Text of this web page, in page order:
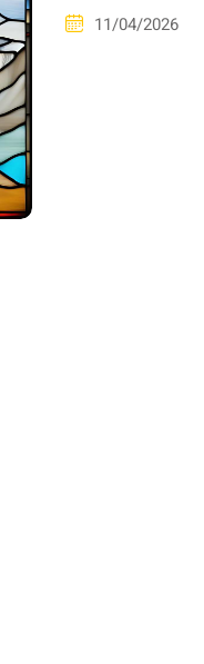
11/04/2026